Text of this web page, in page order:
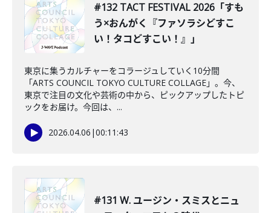
#132 TACT FESTIVAL 2026「すも
う×おんがく『ファソラシどすこ
い！タコどすこい！』」
東京に集うカルチャーをコラージュしていく10分間
「ARTS COUNCIL TOKYO CULTURE COLLAGE」。今、
東京で注目の文化や芸術の中から、ピックアップしたトピ
ックをお届け。今回は、...
2026.04.06 |00:11:43
#131 W. ユージン・スミスとニュ